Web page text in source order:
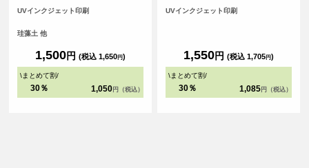
て：こちらのアイテムはプリント範
まう可能性が高いため、重要なデザ
くことをおすすめしております。
UVインクジェット印刷
珪藻土 他
1,500円 (税込 1,650円)
\まとめて割/
30％ 1,050 円（税込）
ブルを傷つける心配もありません。
さな穴があいている為、吸水性に優
れています。
UVインクジェット印刷
1,550円 (税込 1,705円)
\まとめて割/
30％ 1,085 円（税込）